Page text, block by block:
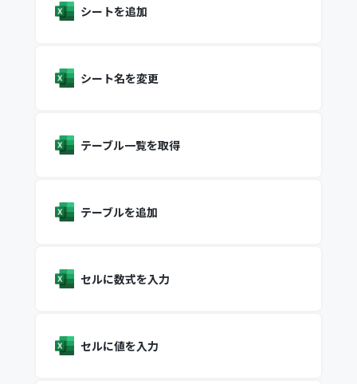
シートを追加
シート名を変更
テーブル一覧を取得
テーブルを追加
セルに数式を入力
セルに値を入力